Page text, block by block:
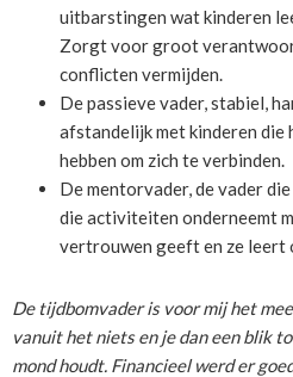
uitbarstingen wat kinderen
Zorgt voor groot
conflicten vermijden.
De passieve vader, stabiel,
afstandelijk met kinderen die
hebben om zich te verbinden.
De mentorvader, de vader
die activiteiten onderneemt
vertrouwen geeft en ze leert
De tijdbomvader is voor mij het
vanuit het niets en je dan een blik
mond houdt. Financieel werd er